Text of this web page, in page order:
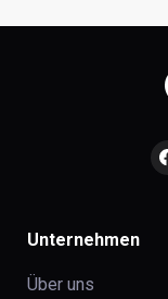
Unternehmen
Über uns